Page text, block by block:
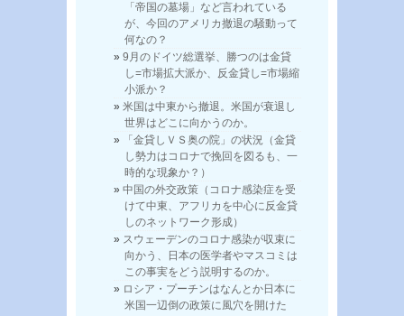
「帝国の墓場」など言われている
が、今回のアメリカ撤退の騒動って
何なの？
9月のドイツ総選挙、勝つのは金貸
し=市場拡大派か、反金貸し=市場縮
小派か？
米国は中東から撤退。米国が衰退し
世界はどこに向かうのか。
「金貸しＶＳ奥の院」の状況（金貸
し勢力はコロナで挽回を図るも、一
時的な現象か？）
中国の外交政策（コロナ感染症を受
けて中東、アフリカを中心に反金貸
しのネットワーク形成）
スウェーデンのコロナ感染が収束に
向かう、日本の医学者やマスコミは
この事実をどう説明するのか。
ロシア・プーチンはなんとか日本に
米国一辺倒の政策に風穴を開けた